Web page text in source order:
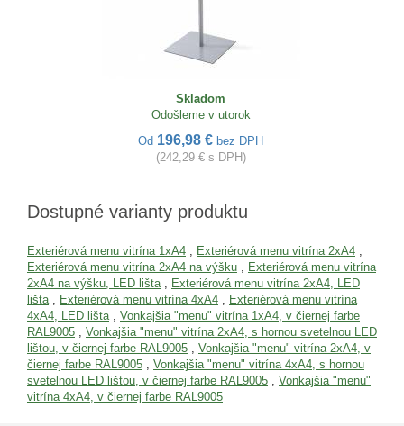
Skladom
Odošleme v utorok
Od 196,98 € bez DPH
(242,29 € s DPH)
Dostupné varianty produktu
Exteriérová menu vitrína 1xA4 Exteriérová menu vitrína 2xA4
Exteriérová menu vitrína 2xA4 na výšku
Exteriérová menu vitrína
2xA4 na výšku, LED lišta
Exteriérová menu vitrína 2xA4, LED
lišta
Exteriérová menu vitrína 4xA4
Exteriérová menu vitrína
4xA4, LED lišta
Vonkajšia "menu" vitrína 1xA4, v čiernej farbe
RAL9005
Vonkajšia "menu" vitrína 2xA4, s hornou svetelnou LED
lištou, v čiernej farbe RAL9005
Vonkajšia "menu" vitrína 2xA4, v
čiernej farbe RAL9005
Vonkajšia "menu" vitrína 4xA4, s hornou
svetelnou LED lištou, v čiernej farbe RAL9005
Vonkajšia "menu"
vitrína 4xA4, v čiernej farbe RAL9005